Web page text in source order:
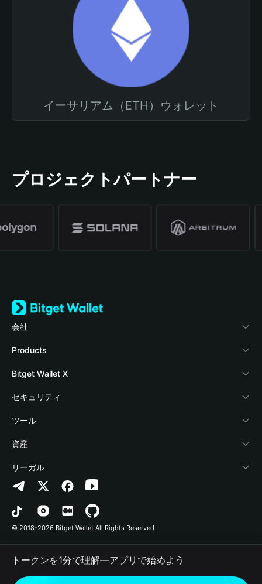
イーサリアム（ETH）ウォレット
プロジェクトパートナー
会社
Bitget Walletについて
ブログ
アカデミー
暗号資産ニュース
Help Center
お問い合わせ
ブランドリソース
キャリア
Products
Crypto Card
Stablecoin Earn
Payfi Crypto
Crypto Swap API
Altcoin Season Index
Prediction Markets
DApp
RWA
Bitget Wallet X
デベロッパー
ウォレットを接続
Bitget Wallet Pay
プロジェクトを掲載
セキュリティ
保護基金
セキュリティ技術
ツール
暗号資産を購入
認証検出
コントラクト検出
一括送金
資産
Arbitrum
Avalanche
Bitcoin
Polygon
リーガル
プライバシーポリシー
利用規約
© 2018-2026 Bitget Wallet All Rights Reserved
トークンを1分で理解―アプリで始めよう